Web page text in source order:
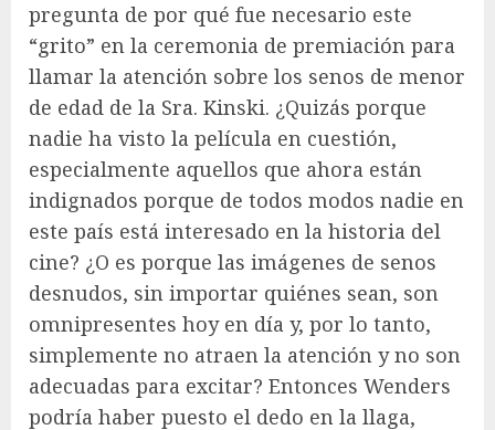
pregunta de por qué fue necesario este
“grito” en la ceremonia de premiación para
llamar la atención sobre los senos de menor
de edad de la Sra. Kinski. ¿Quizás porque
nadie ha visto la película en cuestión,
especialmente aquellos que ahora están
indignados porque de todos modos nadie en
este país está interesado en la historia del
cine? ¿O es porque las imágenes de senos
desnudos, sin importar quiénes sean, son
omnipresentes hoy en día y, por lo tanto,
simplemente no atraen la atención y no son
adecuadas para excitar? Entonces Wenders
podría haber puesto el dedo en la llaga,